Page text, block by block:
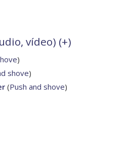
vídeo) (+)
)
shove)
(Push and shove)